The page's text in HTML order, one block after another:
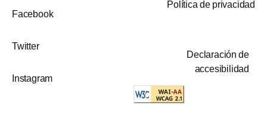
Facebook
Twitter
Instagram
Política de privacidad
Declaración de
accesibilidad